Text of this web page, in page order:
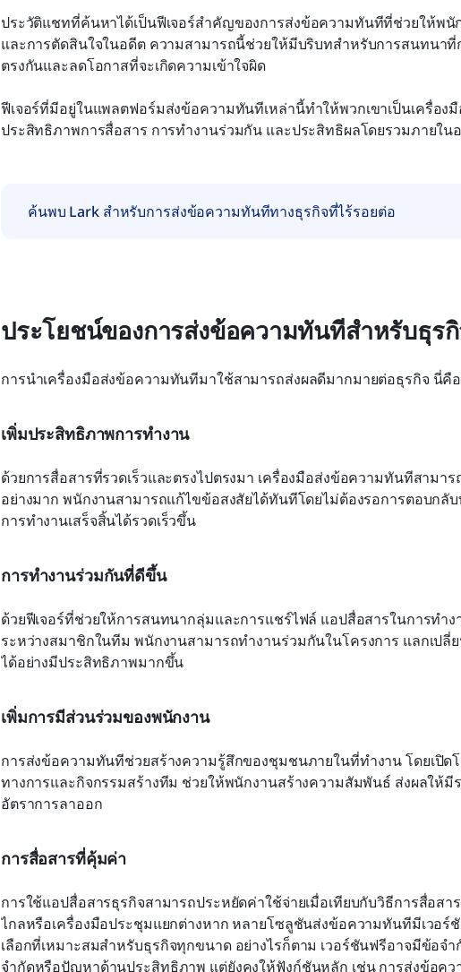
ประวัติแชทที่ค้นหาได้เป็นฟีเจอร์สำคัญของการส่งข้อความทันทีที่ช่วยให้พนั
และการตัดสินใจในอดีต ความสามารถนี้ช่วยให้มีบริบทสำหรับการสนทนาที่
ตรงกันและลดโอกาสที่จะเกิดความเข้าใจผิด
ฟีเจอร์ที่มีอยู่ในแพลตฟอร์มส่งข้อความทันทีเหล่านี้ทำให้พวกเขาเป็นเครื่อ
ประสิทธิภาพการสื่อสาร การทำงานร่วมกัน และประสิทธิผลโดยรวมภายใน
ค้นพบ Lark สำหรับการส่งข้อความทันทีทางธุรกิจที่ไร้รอยต่อ
ประโยชน์ของการส่งข้อความทันทีสำหรับธุร
การนำเครื่องมือส่งข้อความทันทีมาใช้สามารถส่งผลดีมากมายต่อธุรกิจ นี่คื
เพิ่มประสิทธิภาพการทำงาน
ด้วยการสื่อสารที่รวดเร็วและตรงไปตรงมา เครื่องมือส่งข้อความทันทีสามา
อย่างมาก พนักงานสามารถแก้ไขข้อสงสัยได้ทันทีโดยไม่ต้องรอการตอบกลั
การทำงานเสร็จสิ้นได้รวดเร็วขึ้น
การทำงานร่วมกันที่ดีขึ้น
ด้วยฟีเจอร์ที่ช่วยให้การสนทนากลุ่มและการแชร์ไฟล์ แอปสื่อสารในการทำ
ระหว่างสมาชิกในทีม พนักงานสามารถทำงานร่วมกันในโครงการ แลกเป
ได้อย่างมีประสิทธิภาพมากขึ้น
เพิ่มการมีส่วนร่วมของพนักงาน
การส่งข้อความทันทีช่วยสร้างความรู้สึกของชุมชนภายในที่ทำงาน โดยเปิด
ทางการและกิจกรรมสร้างทีม ช่วยให้พนักงานสร้างความสัมพันธ์ ส่งผลให้
อัตราการลาออก
การสื่อสารที่คุ้มค่า
การใช้แอปสื่อสารธุรกิจสามารถประหยัดค่าใช้จ่ายเมื่อเทียบกับวิธีการสื่อสา
ไกลหรือเครื่องมือประชุมแยกต่างหาก หลายโซลูชันส่งข้อความทันทีมีเวอร์
เลือกที่เหมาะสมสำหรับธุรกิจทุกขนาด อย่างไรก็ตาม เวอร์ชันฟรีอาจมีข้อจำ
จำกัดหรือปัญหาด้านประสิทธิภาพ แต่ยังคงให้ฟังก์ชันหลัก เช่น การส่งข้อคว